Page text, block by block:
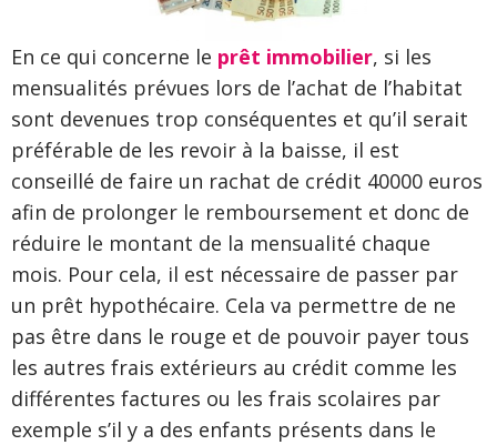
En ce qui concerne le prêt immobilier, si les
mensualités prévues lors de l’achat de l’habitat
sont devenues trop conséquentes et qu’il serait
préférable de les revoir à la baisse, il est
conseillé de faire un rachat de crédit 40000 euros
afin de prolonger le remboursement et donc de
réduire le montant de la mensualité chaque
mois. Pour cela, il est nécessaire de passer par
un prêt hypothécaire. Cela va permettre de ne
pas être dans le rouge et de pouvoir payer tous
les autres frais extérieurs au crédit comme les
différentes factures ou les frais scolaires par
exemple s’il y a des enfants présents dans le